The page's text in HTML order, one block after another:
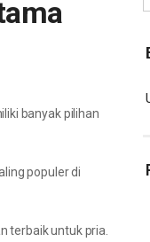
banyak pilihan
populer di
terbaik untuk pria.